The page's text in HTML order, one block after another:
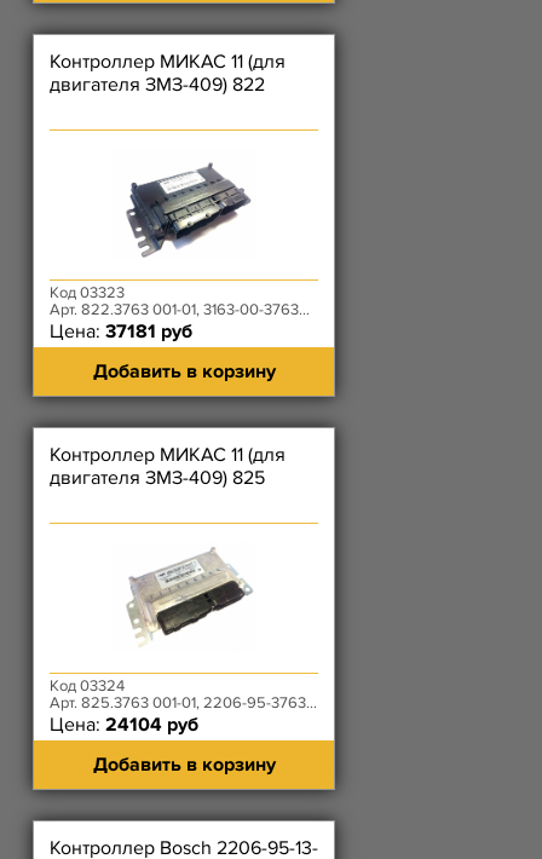
Контроллер МИКАС 11 (для
двигателя ЗМЗ-409) 822
Код 03323
Арт. 822.3763 001-01, 3163-00-3763011-00
Цена: 37181 руб
Добавить в корзину
Контроллер МИКАС 11 (для
двигателя ЗМЗ-409) 825
Код 03324
Арт. 825.3763 001-01, 2206-95-3763011-00
Цена: 24104 руб
Добавить в корзину
Контроллер Bosch 2206-95-13-